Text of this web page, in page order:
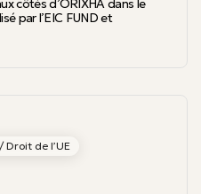
côtés d’ORIXHA dans le
par l’EIC FUND et
de l’UE